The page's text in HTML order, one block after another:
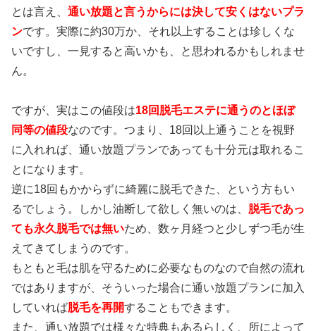
とは言え、 通い放題と言うからには決して安くはないプラ
ンです。実際に約30万か、それ以上することは珍しくな
いですし、一見すると高いかも、と思われるかもしれませ
ん。
ですが、実はこの値段は18回脱毛エステに通うのとほぼ
同等の値段なのです。つまり、18回以上通うことを視野
に入れれば、通い放題プランであっても十分元は取れるこ
とになります。
逆に18回もかからずに綺麗に脱毛できた、という方もい
るでしょう。しかし油断して欲しく無いのは、 脱毛であっ
ても永久脱毛では無いため、数ヶ月経つと少しずつ毛が生
えてきてしまうのです。
もともと毛は肌を守るために必要なものなので自然の流れ
ではありますが、そういった場合に通い放題プランに加入
していれば脱毛を再開することもできます。
また、通い放題では様々な特典もあるらしく、所によって